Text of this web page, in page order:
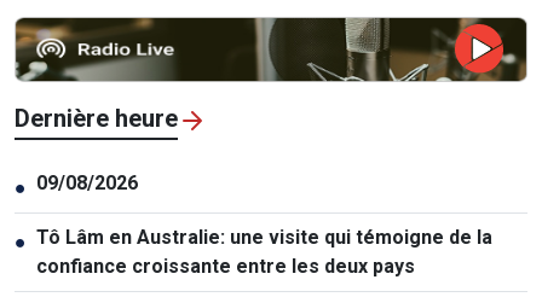
Dernière heure
● 09/08/2026
● Tô Lâm en Australie: une visite qui témoigne de la
confiance croissante entre les deux pays